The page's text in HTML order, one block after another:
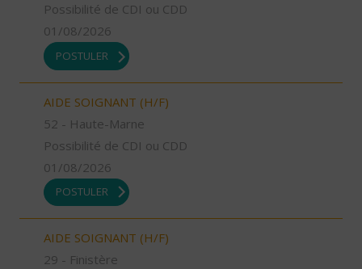
Possibilité de CDI ou CDD
01/08/2026
POSTULER
AIDE SOIGNANT (H/F)
52 - Haute-Marne
Possibilité de CDI ou CDD
01/08/2026
POSTULER
AIDE SOIGNANT (H/F)
29 - Finistère